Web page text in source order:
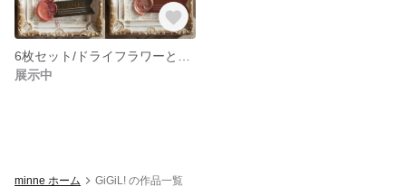
展示中
minne ホーム GiGiL! の作品一覧